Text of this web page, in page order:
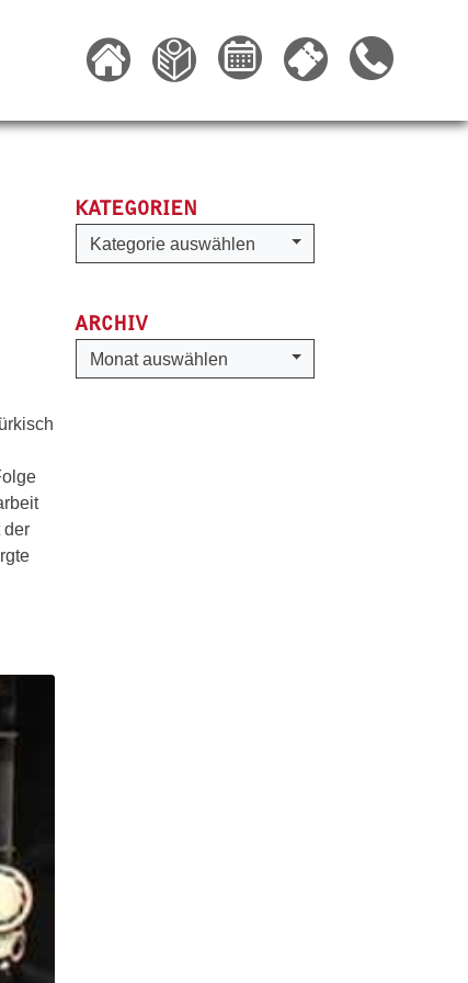
der
KATEGORIEN
Kategorien
Kategorie auswählen
ARCHIV
Archiv
Monat auswählen